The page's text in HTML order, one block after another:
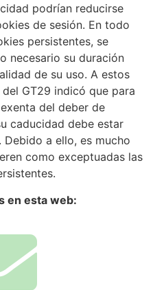
podrían reducirse
de sesión. En todo
persistentes, se
necesario su duración
de su uso. A estos
GT29 indicó que para
del deber de
caducidad debe estar
a ello, es mucho
como exceptuadas las
en esta web: